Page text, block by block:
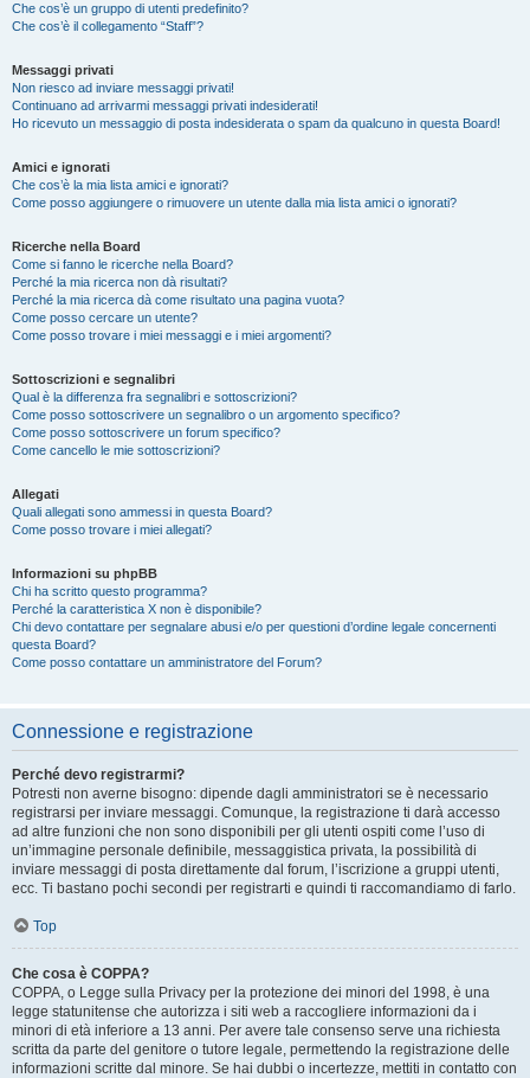
Che cos’è un gruppo di utenti predefinito?
Che cos’è il collegamento “Staff”?
Messaggi privati
Non riesco ad inviare messaggi privati!
Continuano ad arrivarmi messaggi privati indesiderati!
Ho ricevuto un messaggio di posta indesiderata o spam da qualcuno in questa Board!
Amici e ignorati
Che cos’è la mia lista amici e ignorati?
Come posso aggiungere o rimuovere un utente dalla mia lista amici o ignorati?
Ricerche nella Board
Come si fanno le ricerche nella Board?
Perché la mia ricerca non dà risultati?
Perché la mia ricerca dà come risultato una pagina vuota?
Come posso cercare un utente?
Come posso trovare i miei messaggi e i miei argomenti?
Sottoscrizioni e segnalibri
Qual è la differenza fra segnalibri e sottoscrizioni?
Come posso sottoscrivere un segnalibro o un argomento specifico?
Come posso sottoscrivere un forum specifico?
Come cancello le mie sottoscrizioni?
Allegati
Quali allegati sono ammessi in questa Board?
Come posso trovare i miei allegati?
Informazioni su phpBB
Chi ha scritto questo programma?
Perché la caratteristica X non è disponibile?
Chi devo contattare per segnalare abusi e/o per questioni d’ordine legale concernenti
questa Board?
Come posso contattare un amministratore del Forum?
Connessione e registrazione
Perché devo registrarmi?
Potresti non averne bisogno: dipende dagli amministratori se è necessario
registrarsi per inviare messaggi. Comunque, la registrazione ti darà accesso
ad altre funzioni che non sono disponibili per gli utenti ospiti come l’uso di
un’immagine personale definibile, messaggistica privata, la possibilità di
inviare messaggi di posta direttamente dal forum, l’iscrizione a gruppi utenti,
ecc. Ti bastano pochi secondi per registrarti e quindi ti raccomandiamo di farlo.
Top
Che cosa è COPPA?
COPPA, o Legge sulla Privacy per la protezione dei minori del 1998, è una
legge statunitense che autorizza i siti web a raccogliere informazioni da i
minori di età inferiore a 13 anni. Per avere tale consenso serve una richiesta
scritta da parte del genitore o tutore legale, permettendo la registrazione delle
informazioni scritte dal minore. Se hai dubbi o incertezze, mettiti in contatto con